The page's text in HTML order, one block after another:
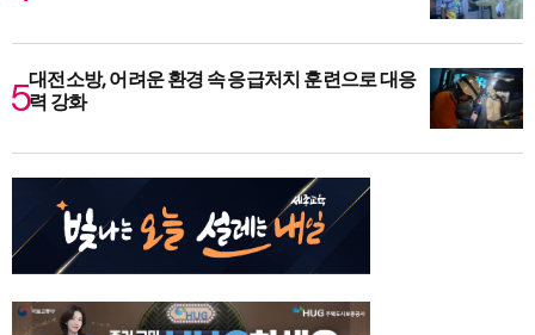
대전소방, 어려운 환경 속 응급처치 훈련으로 대응
력 강화